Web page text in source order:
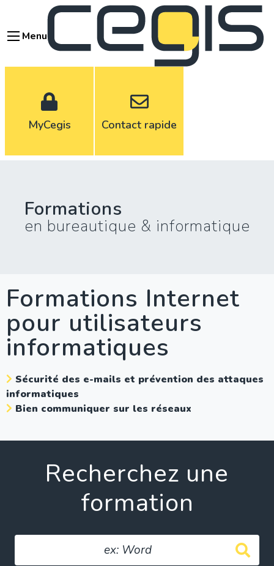
contenuMenu
MyCegis Contact rapide
Formations
en bureautique & informatique
Formations Internet
pour utilisateurs
informatiques
Sécurité des e-mails et prévention des attaques
informatiques
Bien communiquer sur les réseaux
Recherchez une
formation